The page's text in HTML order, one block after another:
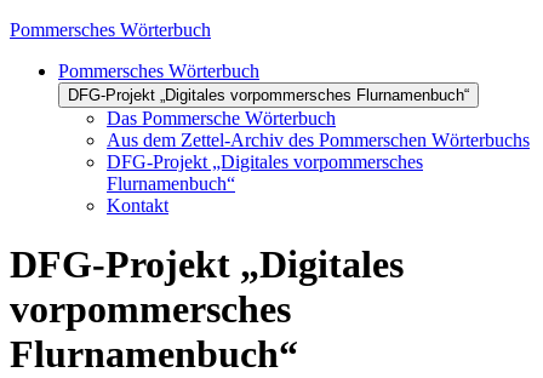
Pommersches Wörterbuch
Pommersches Wörterbuch
DFG-Projekt „Digitales vorpommersches Flurnamenbuch“
Das Pommersche Wörterbuch
Aus dem Zettel-Archiv des Pommerschen Wörterbuchs
DFG-Projekt „Digitales vorpommersches
Flurnamenbuch“
Kontakt
DFG-Projekt „Digitales
vorpommersches
Flurnamenbuch“